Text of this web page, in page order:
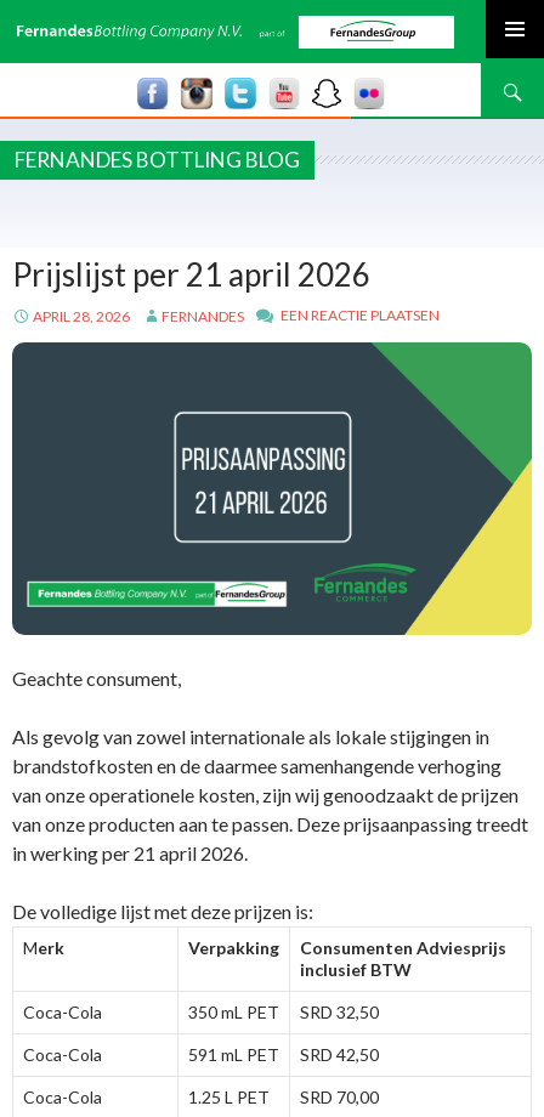
Zoeken
FERNANDES BOTTLING BLOG
Prijslijst per 21 april 2026
APRIL 28, 2026 FERNANDES EEN REACTIE PLAATSEN
Geachte consument,
Als gevolg van zowel internationale als lokale stijgingen in
brandstofkosten en de daarmee samenhangende verhoging
van onze operationele kosten, zijn wij genoodzaakt de prijzen
van onze producten aan te passen. Deze prijsaanpassing treedt
in werking per 21 april 2026.
De volledige lijst met deze prijzen is:
Merk Verpakking
Consumenten Adviesprijs
inclusief BTW
Coca-Cola 350 mL PET SRD 32,50
Coca-Cola 591 mL PET SRD 42,50
Coca-Cola 1.25 L PET SRD 70,00